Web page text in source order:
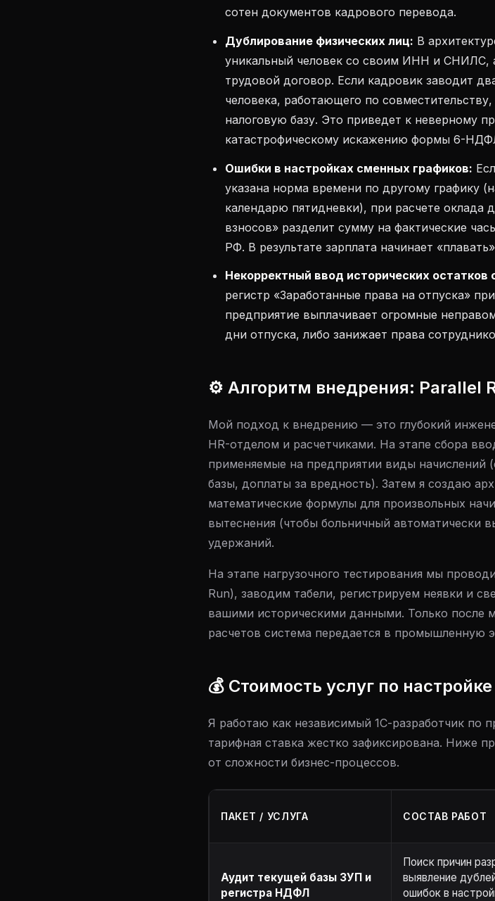
сотен документов кадрового перевода.
Дублирование физических лиц: В
уникальный человек со своим ИНН и СНИЛС,
трудовой договор. Если кадровик заводит
человека, работающего по
налоговую базу. Это приведет к неверному
катастрофическому искажению формы 6-
Ошибки в настройках сменных графиков:
указана норма времени по другому графику
календарю пятидневки), при расчете оклада
взносов» разделит сумму на фактические
РФ. В результате зарплата начинает
Некорректный ввод исторических остатков
регистр «Заработанные права на отпуска»
предприятие выплачивает огромные
дни отпуска, либо занижает права
⚙️ Алгоритм внедрения: Parallel
Мой подход к внедрению — это глубокий
HR-отделом и расчетчиками. На этапе сбора
применяемые на предприятии виды начислений
базы, доплаты за вредность). Затем я создаю
математические формулы для произвольных
вытеснения (чтобы больничный автоматически
удержаний.
На этапе нагрузочного тестирования мы
Run), заводим табели, регистрируем неявки и
вашими историческими данными. Только после
расчетов система передается в промышленную
💰 Стоимость услуг по
Я работаю как независимый 1С-разработчик по
тарифная ставка жестко зафиксирована. Ниже
от сложности бизнес-процессов.
ПАКЕТ / УСЛУГА СОСТАВ РАБОТ
Аудит текущей базы ЗУП и
регистра НДФЛ
Поиск причин
выявление
ошибок в